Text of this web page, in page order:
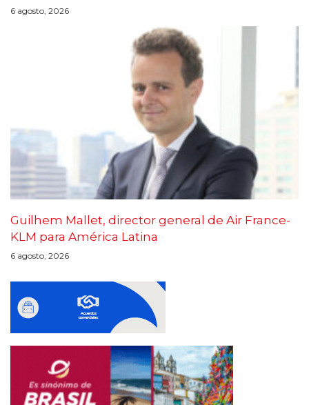
6 agosto, 2026
Guilhem Mallet, director general de Air France-
KLM para América Latina
6 agosto, 2026